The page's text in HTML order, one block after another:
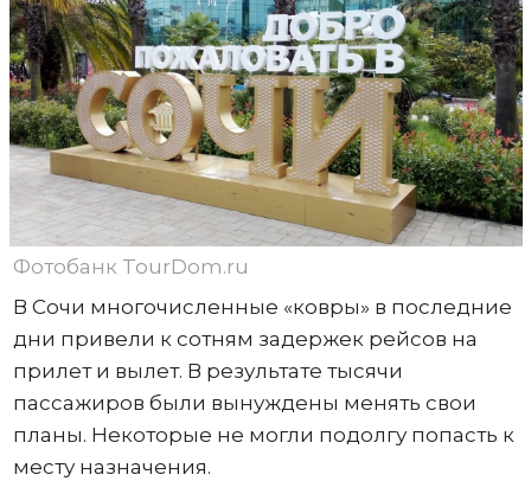
Фотобанк TourDom.ru
В Сочи многочисленные «ковры» в последние
дни привели к сотням задержек рейсов на
прилет и вылет. В результате тысячи
пассажиров были вынуждены менять свои
планы. Некоторые не могли подолгу попасть к
месту назначения.